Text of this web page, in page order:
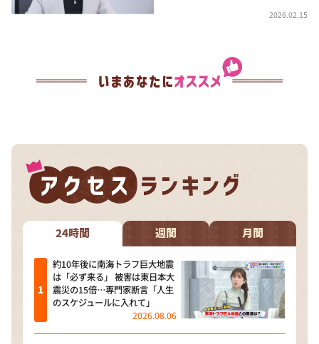
2026.02.15
24時間 週間 月間
約10年後に南海トラフ巨大地震
は「必ず来る」 被害は東日本大
震災の15倍…専門家断言「人生
のスケジュールに入れて」
2026.08.06